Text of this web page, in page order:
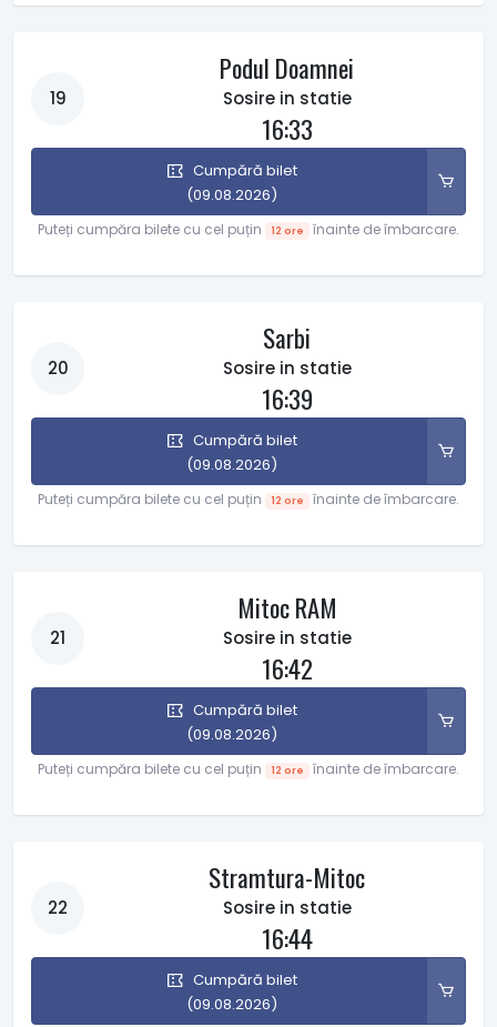
19
Podul Doamnei
Sosire in statie
16:33
Cumpără bilet
(09.08.2026)
Puteți cumpăra bilete cu cel puțin 12 ore înainte de îmbarcare.
20
Sarbi
Sosire in statie
16:39
Cumpără bilet
(09.08.2026)
Puteți cumpăra bilete cu cel puțin 12 ore înainte de îmbarcare.
21
Mitoc RAM
Sosire in statie
16:42
Cumpără bilet
(09.08.2026)
Puteți cumpăra bilete cu cel puțin 12 ore înainte de îmbarcare.
22
Stramtura-Mitoc
Sosire in statie
16:44
Cumpără bilet
(09.08.2026)